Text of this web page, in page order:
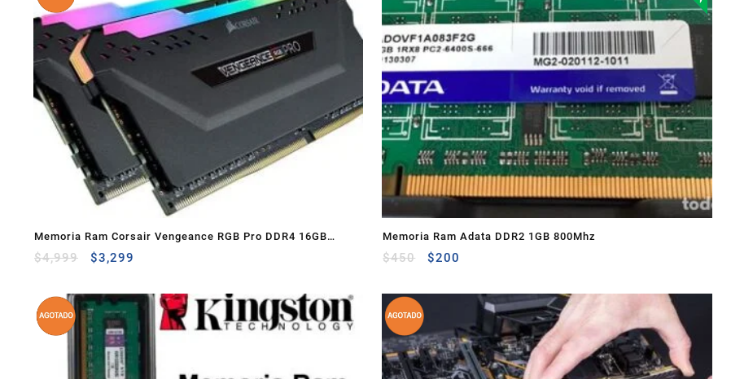
Memoria Ram Corsair Vengeance RGB Pro DDR4 16GB
(2x8GB) 3600Mhz
$4,999 $3,299
Memoria Ram Adata DDR2 1GB 800Mhz
$450 $200